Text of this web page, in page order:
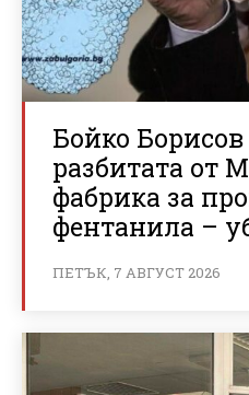
Бойко
разбитата от
фабрика за
фентанила –
ПЕТЪК, 7 АВГУСТ 2026